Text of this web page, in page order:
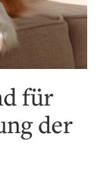
für
der